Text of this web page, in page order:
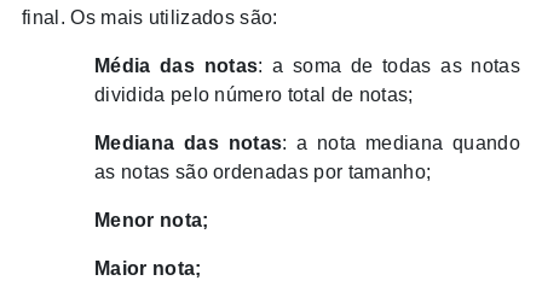
final. Os mais utilizados são:
Média das notas: a soma de todas as notas
dividida pelo número total de notas;
Mediana das notas: a nota mediana quando
as notas são ordenadas por tamanho;
Menor nota;
Maior nota;